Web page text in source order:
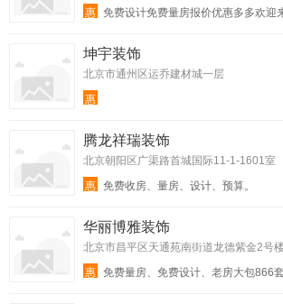
惠
免费设计免费量房报价优惠多多欢迎
坤宇装饰
北京市通州区运乔建材城一层
惠
腾龙祥瑞装饰
北京朝阳区广渠路首城国际11-1-1601室
惠
免费收房、量房、设计、预算。
华丽博雅装饰
北京市昌平区天通苑南街道龙德紫金2号
惠
免费量房、免费设计、老房大包866